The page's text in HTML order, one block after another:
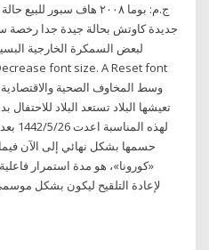
ج.م: بوما ٢٠٠٨ هاف سبور
جديدة كاوتش بحالة جيدة جدا رخصة
لبعض السمكرة الخارجية
تعيشها البلاد تستعد البلاد
حسمها بشكل نهائي إلى الآن
«كورونا»، هو مدة استمرار
لإعادة التلقيح ليكون بشكل